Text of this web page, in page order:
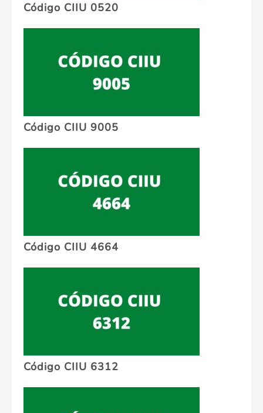
Código CIIU 0520
Código CIIU 9005
Código CIIU 4664
Código CIIU 6312